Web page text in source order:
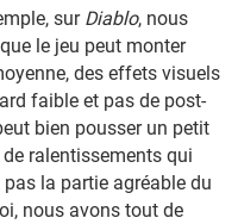
sur Diablo, nous
le jeu peut monter
des effets visuels
faible et pas de post-
bien pousser un petit
ralentissements qui
la partie agréable du
nous avons tout de